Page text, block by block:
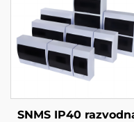
SNMS IP40